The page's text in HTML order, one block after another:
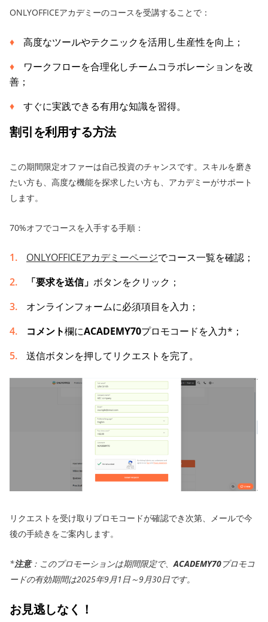
ONLYOFFICEアカデミーのコースを受講することで：
高度なツールやテクニックを活用し生産性を向上；
ワークフローを合理化しチームコラボレーションを改
善；
すぐに実践できる有用な知識を習得。
割引を利用する方法
この期間限定オファーは自己投資のチャンスです。スキルを磨き
たい方も、高度な機能を探求したい方も、アカデミーがサポート
します。
70%オフでコースを入手する手順：
ONLYOFFICEアカデミーページでコース一覧を確認；
「要求を送信」 ボタンをクリック；
オンラインフォームに必須項目を入力；
コメント欄にACADEMY70プロモコードを入力*；
送信ボタンを押してリクエストを完了。
リクエストを受け取りプロモコードが確認でき次第、メールで今
後の手続きをご案内します。
*注意：このプロモーションは期間限定で、ACADEMY70プロモコ
ードの有効期間は2025年9月1日～9月30日です。
お見逃しなく！